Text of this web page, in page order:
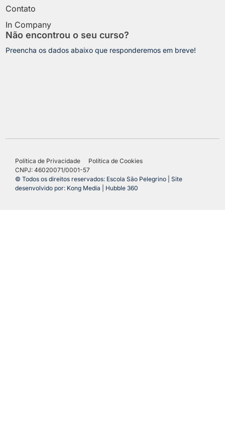
Contato
In Company
Não encontrou o seu curso?
Preencha os dados abaixo que responderemos em breve!
Política de Privacidade
Política de Cookies
CNPJ: 46020071/0001-57
© Todos os direitos reservados: Escola São Pelegrino | Site
desenvolvido por: Kong Media | Hubble 360